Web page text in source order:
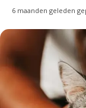
6 maanden geleden